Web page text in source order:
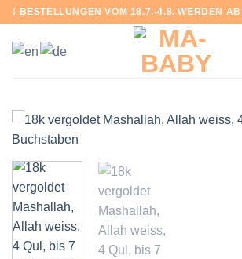
Skip
content
! BESTELLUNGEN VOM 18.7.-4.8. WERDEN